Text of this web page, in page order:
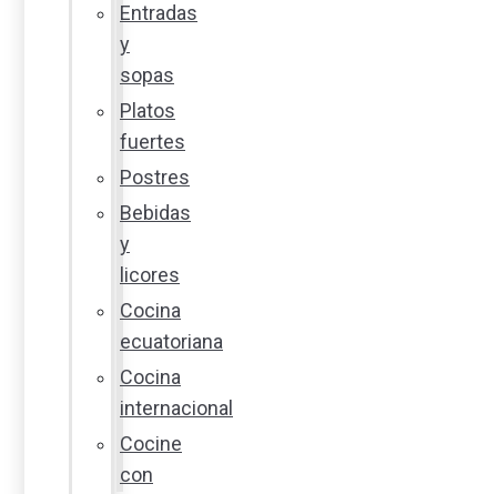
Entradas
y
sopas
Platos
fuertes
Postres
Bebidas
y
licores
Cocina
ecuatoriana
Cocina
internacional
Cocine
con